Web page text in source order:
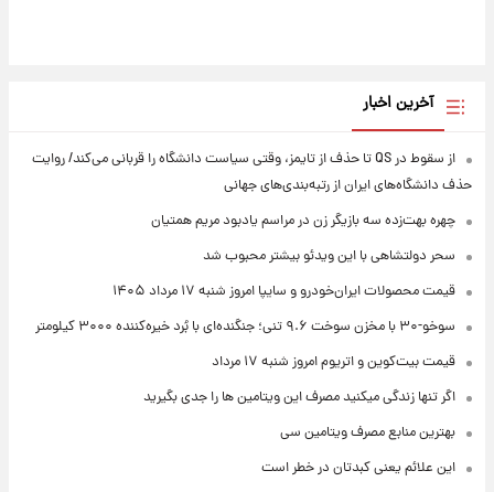
آخرین اخبار
از سقوط در QS تا حذف از تایمز، وقتی سیاست دانشگاه را قربانی می‌کند/ روایت
حذف دانشگاه‌های ایران از رتبه‌بندی‌های جهانی
چهره بهت‌زده سه بازیگر زن در مراسم یادبود مریم همتیان
سحر دولتشاهی با این ویدئو بیشتر محبوب شد
قیمت محصولات ایران‌خودرو و سایپا امروز شنبه ۱۷ مرداد ۱۴۰۵
سوخو-۳۰ با مخزن سوخت ۹.۶ تنی؛ جنگنده‌ای با بُرد خیره‌کننده ۳۰۰۰ کیلومتر
قیمت بیت‌کوین و اتریوم امروز شنبه ۱۷ مرداد
اگر تنها زندگی میکنید مصرف این ویتامین ها را جدی بگیرید
بهترین منابع مصرف ویتامین سی
این علائم یعنی کبدتان در خطر است